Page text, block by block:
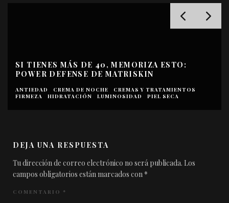
SI TIENES MÁS DE 40, MEMORIZA ESTO:
POWER DEFENSE DE MATRISKIN
ANTIEDAD CREMA DE NOCHE
CREMAS Y TRATAMIENTOS
FIRMEZA
HIDRATACIÓN LUMINOSIDAD PIEL SECA
DEJA UNA RESPUESTA
Tu dirección de correo electrónico no será publicada. Los
campos obligatorios están marcados con *
COMENTARIO *